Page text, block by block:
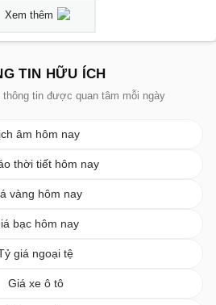
Xem thêm
TIN HỮU ÍCH
thông tin được quan tâm mỗi ngày
âm hôm nay
thời tiết hôm nay
vàng hôm nay
bạc hôm nay
giá ngoại tệ
Giá xe ô tô